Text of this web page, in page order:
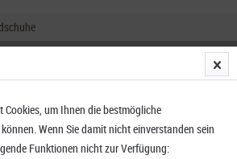
Cookies, um Ihnen die bestmögliche
Wenn Sie damit nicht einverstanden sein
Funktionen nicht zur Verfügung: